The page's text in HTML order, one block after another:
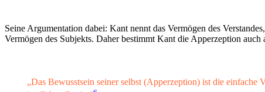
Seine Argumentation dabei: Kant nennt das Vermögen des
Vermögen des Subjekts. Daher bestimmt Kant die Apperzeption auch
„Das Bewusstsein seiner selbst (Apperzeption) ist die